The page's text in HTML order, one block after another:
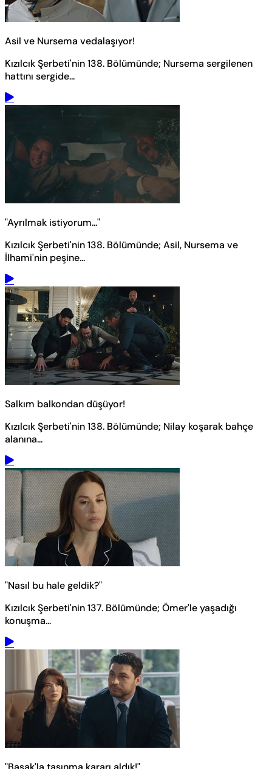
Asil ve Nursema vedalaşıyor!
Kızılcık Şerbeti'nin 138. Bölümünde; Nursema sergilenen
hattını sergide...
"Ayrılmak istiyorum..."
Kızılcık Şerbeti'nin 138. Bölümünde; Asil, Nursema ve
İlhami'nin peşine...
Salkım balkondan düşüyor!
Kızılcık Şerbeti'nin 138. Bölümünde; Nilay koşarak bahçe
alanına...
"Nasıl bu hale geldik?"
Kızılcık Şerbeti'nin 137. Bölümünde; Ömer'le yaşadığı
konuşma...